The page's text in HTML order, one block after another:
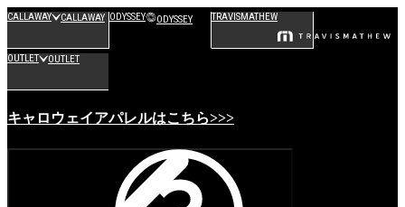
CALLAWAY CALLAWAY ODYSSEY ODYSSEY TRAVISMATHEW
OUTLET OUTLET
キャロウェイアパレルはこちら>>>